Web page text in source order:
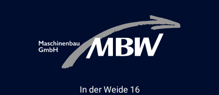
In der Weide 16